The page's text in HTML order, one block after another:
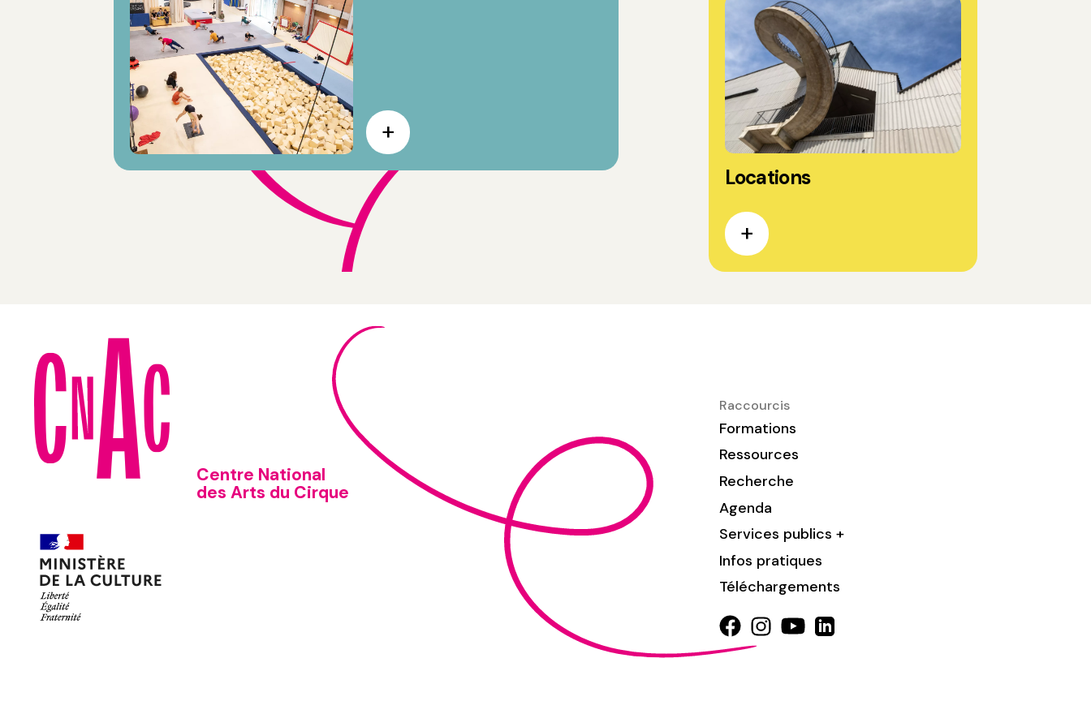
Locations
Centre National
des Arts du Cirque
Raccourcis
Formations
Ressources
Recherche
Agenda
Services publics +
Infos pratiques
Téléchargements